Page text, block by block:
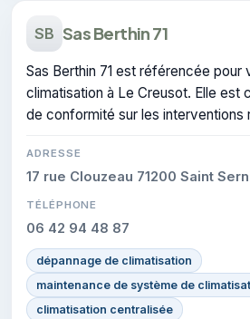
SB Sas Berthin 71
Sas Berthin 71 est référencée pour
climatisation à Le Creusot. Elle est
de conformité sur les interventions
ADRESSE
17 rue Clouzeau 71200 Saint
TÉLÉPHONE
06 42 94 48 87
dépannage de climatisation
maintenance de système de
climatisation centralisée